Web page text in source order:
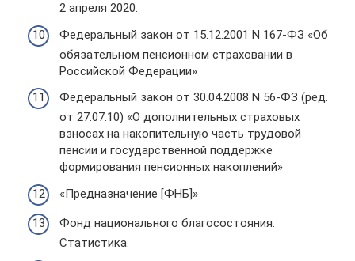
2 апреля 2020.
Федеральный закон от 15.12.2001 N 167-ФЗ «Об
обязательном пенсионном страховании в
Российской Федерации»
Федеральный закон от 30.04.2008 N 56-ФЗ (ред.
от 27.07.10) «О дополнительных страховых
взносах на накопительную часть трудовой
пенсии и государственной поддержке
формирования пенсионных накоплений»
«Предназначение [ФНБ]»
Фонд национального благосостояния.
Статистика.